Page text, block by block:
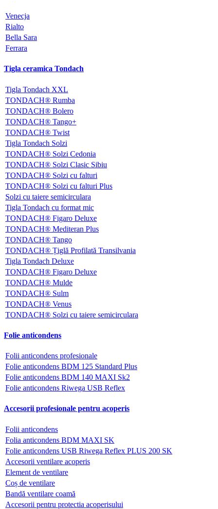
Venecja
Rialto
Bella Sara
Ferrara
Tigla ceramica Tondach
Tigla Tondach XXL
TONDACH® Rumba
TONDACH® Bolero
TONDACH® Tango+
TONDACH® Twist
Tigla Tondach Solzi
TONDACH® Solzi Cedonia
TONDACH® Solzi Clasic Sibiu
TONDACH® Solzi cu falturi
TONDACH® Solzi cu falturi Plus
Solzi cu taiere semicirculara
Tigla Tondach cu format mic
TONDACH® Figaro Deluxe
TONDACH® Mediteran Plus
TONDACH® Tango
TONDACH® Țiglă Profilată Transilvania
Tigla Tondach Deluxe
TONDACH® Figaro Deluxe
TONDACH® Mulde
TONDACH® Sulm
TONDACH® Venus
TONDACH® Solzi cu taiere semicirculara
Folie anticondens
Folii anticondens profesionale
Folie anticondens BDM 125 Standard Plus
Folie anticondens BDM 140 MAXI Sk2
Folie anticondens Riwega USB Reflex
Accesorii profesionale pentru acoperis
Folii anticondens
Folia anticondens BDM MAXI SK
Folie anticondens USB Riwega Reflex PLUS 200 SK
Accesorii ventilare acoperis
Element de ventilare
Coș de ventilare
Bandă ventilare coamă
Accesorii pentru protectia acoperisului